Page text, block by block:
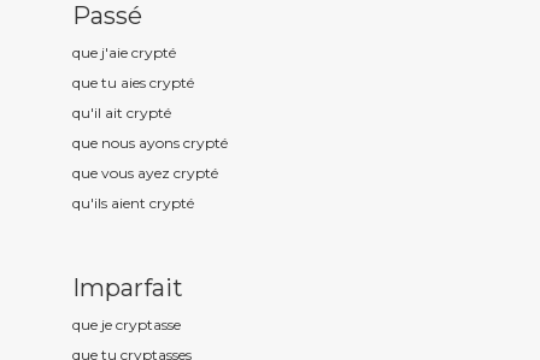
Passé
que j'aie crypté
que tu aies crypté
qu'il ait crypté
que nous ayons crypté
que vous ayez crypté
qu'ils aient crypté
Imparfait
que je cryptasse
que tu cryptasses